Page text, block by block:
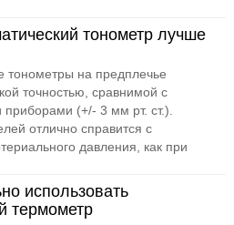
тонометр лучше
тонометры на предплечье
точностью, сравнимой с
(+/- 3 мм рт. ст.).
отлично справится с
давления, как при
использовать
термометр